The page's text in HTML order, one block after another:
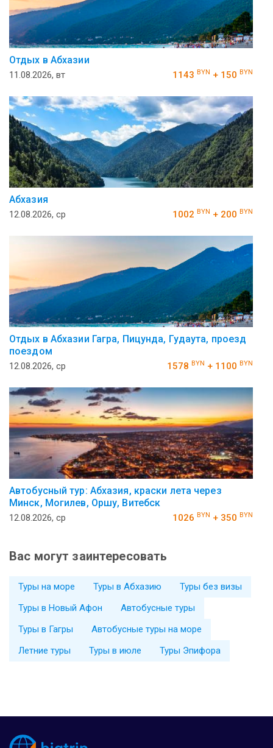
Отдых в Абхазии
11.08.2026, вт 1143 BYN + 150 BYN
Абхазия
12.08.2026, ср 1002 BYN + 200 BYN
Отдых в Абхазии Гагра, Пицунда, Гудаута, проезд
поездом
12.08.2026, ср 1578 BYN + 1100 BYN
Автобусный тур: Абхазия, краски лета через
Минск, Могилев, Оршу, Витебск
12.08.2026, ср 1026 BYN + 350 BYN
Вас могут заинтересовать
Туры на море Туры в Абхазию
Туры без визы
Туры в Новый Афон
Автобусные туры
Туры в Гагры
Автобусные туры на море
Летние туры
Туры в июле Туры Эпифора